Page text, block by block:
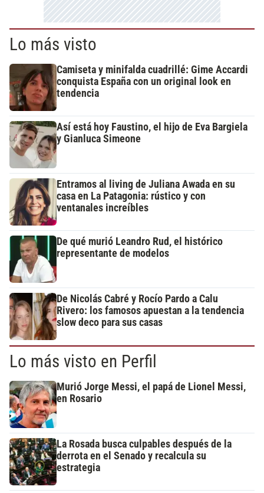
Lo más visto
Camiseta y minifalda cuadrillé: Gime Accardi
conquista España con un original look en
tendencia
Así está hoy Faustino, el hijo de Eva Bargiela
y Gianluca Simeone
Entramos al living de Juliana Awada en su
casa en La Patagonia: rústico y con
ventanales increíbles
De qué murió Leandro Rud, el histórico
representante de modelos
De Nicolás Cabré y Rocío Pardo a Calu
Rivero: los famosos apuestan a la tendencia
slow deco para sus casas
Lo más visto en Perfil
Murió Jorge Messi, el papá de Lionel Messi,
en Rosario
La Rosada busca culpables después de la
derrota en el Senado y recalcula su
estrategia